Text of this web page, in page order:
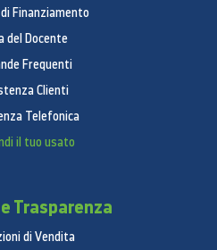
Finanziamento
del Docente
Frequenti
Clienti
Telefonica
il tuo usato
Trasparenza
di Vendita